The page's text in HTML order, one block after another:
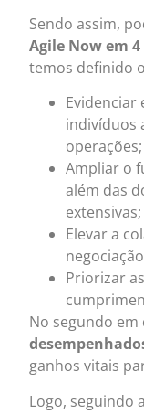
Sendo assim,
Agile Now em
temos definido
Evidenciar
indivíduos
operações;
Ampliar o
além das
extensivas;
Elevar a
Priorizar
No segundo
ganhos vitais
Logo, seguindo